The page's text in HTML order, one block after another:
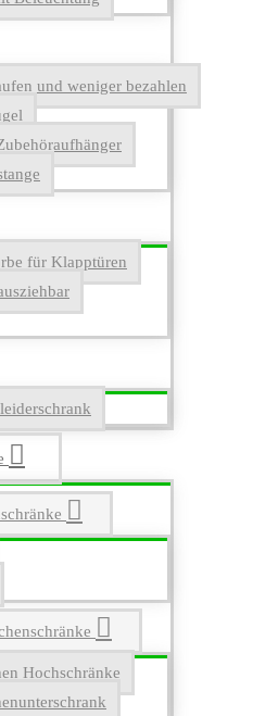
und weniger bezahlen
für Klapptüren
Hochschränke